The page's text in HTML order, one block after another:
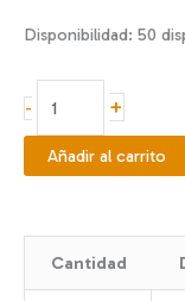
Disponibilidad: 50
-
AC
INOXIDABLE
1/4
CM
cantidad
+
Añadir al carrito
Cantidad